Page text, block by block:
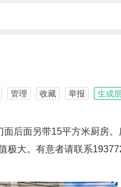
管理 收藏 举报 生成
后面另带15平方米厨房。
极大。有意者请联系